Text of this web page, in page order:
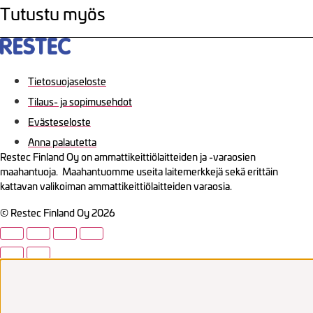
Tutustu myös
Tietosuojaseloste
Tilaus- ja sopimusehdot
Evästeseloste
Anna palautetta
Restec Finland Oy on ammattikeittiölaitteiden ja -varaosien
maahantuoja. Maahantuomme useita laitemerkkejä sekä erittäin
kattavan valikoiman ammattikeittiölaitteiden varaosia.
© Restec Finland Oy 2026